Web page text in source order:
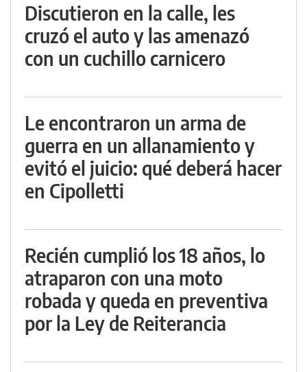
Discutieron en la calle, les
cruzó el auto y las amenazó
con un cuchillo carnicero
Le encontraron un arma de
guerra en un allanamiento y
evitó el juicio: qué deberá hacer
en Cipolletti
Recién cumplió los 18 años, lo
atraparon con una moto
robada y queda en preventiva
por la Ley de Reiterancia